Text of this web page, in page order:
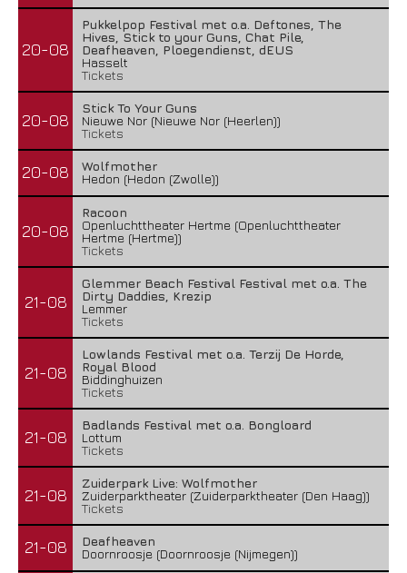
20-08
Pukkelpop Festival met o.a. Deftones, The
Hives, Stick to your Guns, Chat Pile,
Deafheaven, Ploegendienst, dEUS
Hasselt
Tickets
20-08
Stick To Your Guns
Nieuwe Nor (Nieuwe Nor (Heerlen))
Tickets
20-08
Wolfmother
Hedon (Hedon (Zwolle))
20-08
Racoon
Openluchttheater Hertme (Openluchttheater
Hertme (Hertme))
Tickets
21-08
Glemmer Beach Festival Festival met o.a. The
Dirty Daddies, Krezip
Lemmer
Tickets
21-08
Lowlands Festival met o.a. Terzij De Horde,
Royal Blood
Biddinghuizen
Tickets
21-08
Badlands Festival met o.a. Bongloard
Lottum
Tickets
21-08
Zuiderpark Live: Wolfmother
Zuiderparktheater (Zuiderparktheater (Den Haag))
Tickets
21-08
Deafheaven
Doornroosje (Doornroosje (Nijmegen))